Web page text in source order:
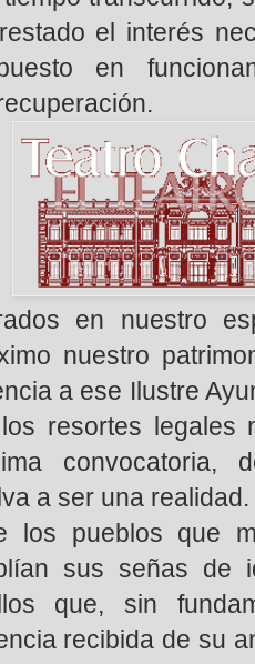
el interés
en
en nuestro
nuestro
a ese Ilustre
resortes
convocatoria,
a ser una realidad.
los pueblos que
sus señas
que, sin
recibida de su